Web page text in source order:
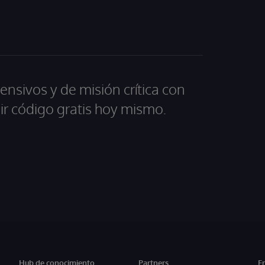
y de misión crítica con
código gratis hoy mismo.
Hub de conocimiento Partners